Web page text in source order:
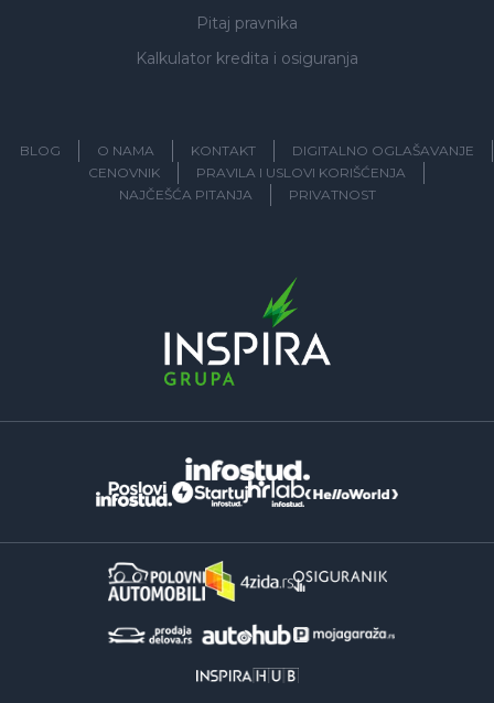
Pitaj pravnika
Kalkulator kredita i osiguranja
BLOG O NAMA KONTAKT
DIGITALNO OGLAŠAVANJE
CENOVNIK
PRAVILA I USLOVI KORIŠĆENJA
NAJČEŠĆA PITANJA
PRIVATNOST